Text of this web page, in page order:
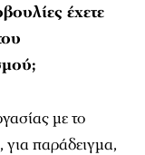
έχετε
με το
παράδειγμα,